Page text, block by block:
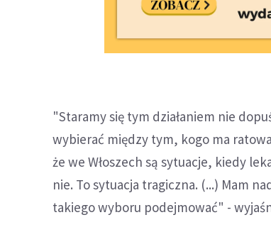
"Staramy się tym działaniem nie
wybierać między tym, kogo ma
że we Włoszech są sytuacje, kiedy
nie. To sytuacja tragiczna. (...) Mam
takiego wyboru podejmować" -